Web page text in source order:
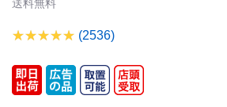
送料無料
(2536)